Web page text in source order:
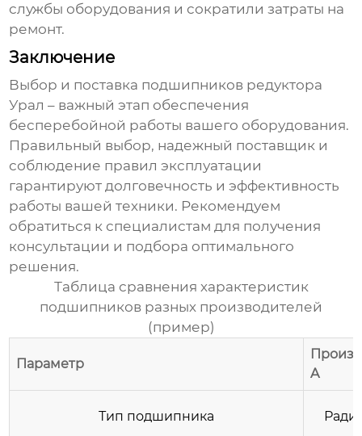
службы оборудования и сократили затраты на
ремонт.
Заключение
Выбор и поставка подшипников редуктора
Урал – важный этап обеспечения
бесперебойной работы вашего оборудования.
Правильный выбор, надежный поставщик и
соблюдение правил эксплуатации
гарантируют долговечность и эффективность
работы вашей техники. Рекомендуем
обратиться к специалистам для получения
консультации и подбора оптимального
решения.
Таблица сравнения характеристик
подшипников разных производителей
(пример)
Параметр
A
Тип подшипника